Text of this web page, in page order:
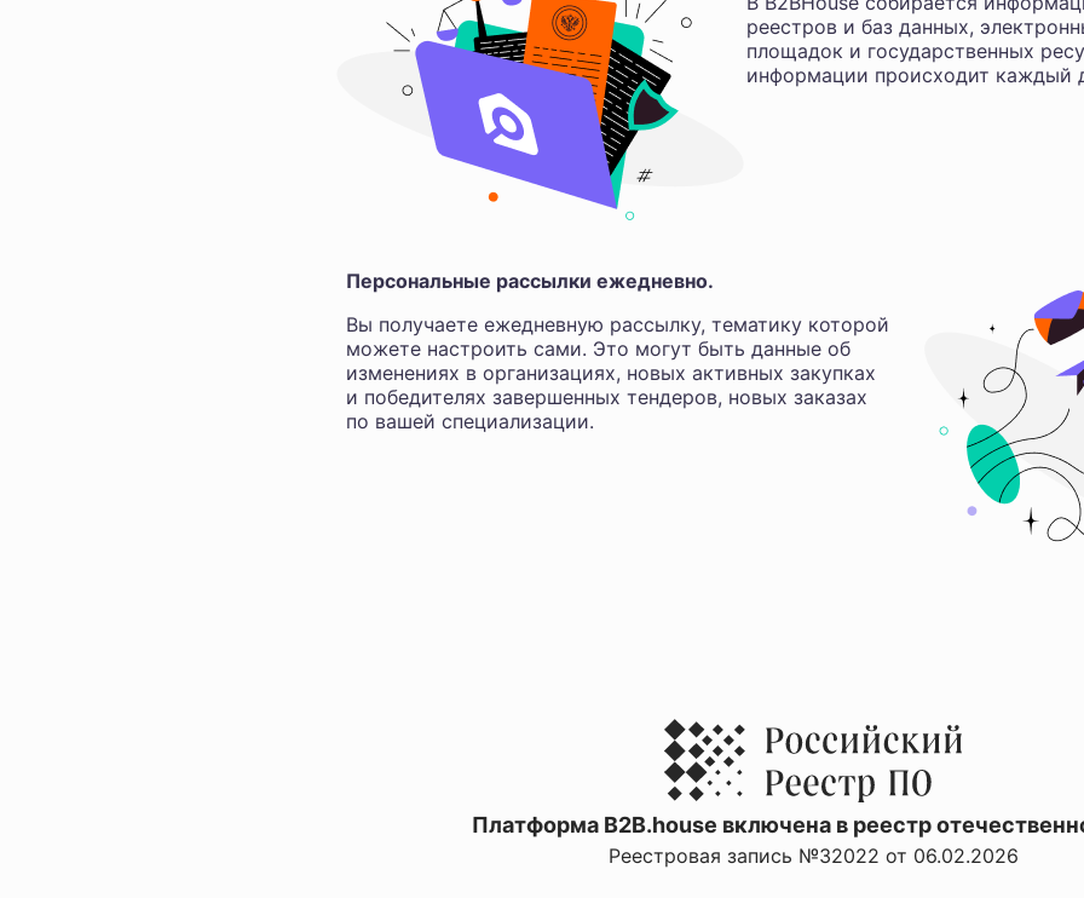
реестров и баз данных,
площадок и государственных
информации происходит каждый
Персональные рассылки ежедневно.
Вы получаете ежедневную рассылку, тематику которой
можете настроить сами. Это могут быть данные об
изменениях в организациях, новых активных закупках
и победителях завершенных тендеров, новых заказах
по вашей специализации.
Платформа B2B.house включена в реестр
Реестровая запись №32022 от 06.02.2026